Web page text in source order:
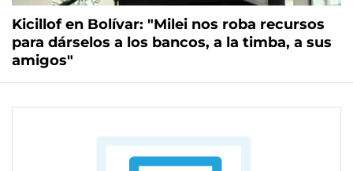
Kicillof en Bolívar: "Milei nos roba recursos
para dárselos a los bancos, a la timba, a sus
amigos"